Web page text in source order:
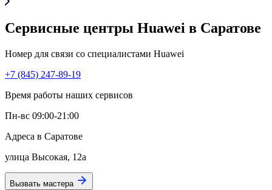
Сервисные центры Huawei в Саратове
Номер для связи со специалистами Huawei
+7 (845) 247-89-19
Время работы наших сервисов
Пн-вс 09:00-21:00
Адреса в Саратове
улица Высокая, 12а
Вызвать мастера